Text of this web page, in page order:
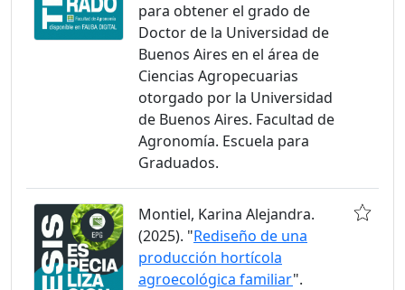
para obtener el grado de
Doctor de la Universidad de
Buenos Aires en el área de
Ciencias Agropecuarias
otorgado por la Universidad
de Buenos Aires. Facultad de
Agronomía. Escuela para
Graduados.
Montiel, Karina Alejandra.
(2025). "Rediseño de una
producción hortícola
agroecológica familiar".